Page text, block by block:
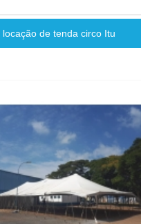
locação de tenda circo Itu